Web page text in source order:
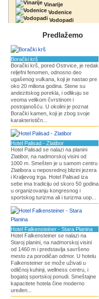
Vinarije
Vodenice
Vodopadi
Predlažemo
Borački krš
Borački krš, pored Ostrvice, je redak
reljefni fenomen, odnosno deo
ugašenog vulkana, koji je nastao pre
oko 20 miliona godina. Stene su
andezitskog porekla, i odlikuju se
veoma velikom čvrstinom i
postojanošću. U okolini je poznat
Borački kamen, koji je zbog svoje
karakterističn...
Hotel Palisad - Zlatibor
Hotel Palisad se nalazi na planini
Zlatibor, na nadmorskoj visini od
1000 m. Smešten je u samom centru
Zlatibora u neposrednoj blizini jezera
i Kraljevog trga. Hotel Palisad iza
sebe ima tradiciju od skoro 50 godina
u organizovanju kongresnog i
sportskog turizma ali i turizma uop...
Hotel Falkensteiner - Stara Planina
Hotel Falkensteiner se nalazi na
Staroj planini, na nadmorskoj visini
od 1460 m i predstavlja savršeno
mesto za porodičan odmor. U hotelu
Falkensteiner se može uživati u
odličnoj kuhinji, wellness centru, i
bogatoj sportskoj ponudi. Smeštajne
kapacitete hotela čine moderno
uređen...